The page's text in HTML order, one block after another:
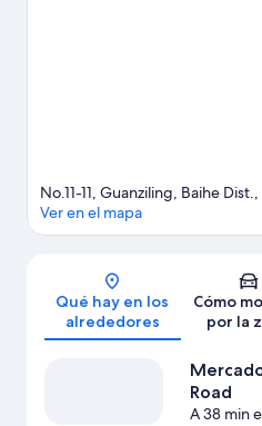
No.11-11, Guanziling, Baihe
Ver en el mapa
Qué hay en los
alrededores
Cómo
por la
Road
A 38 min